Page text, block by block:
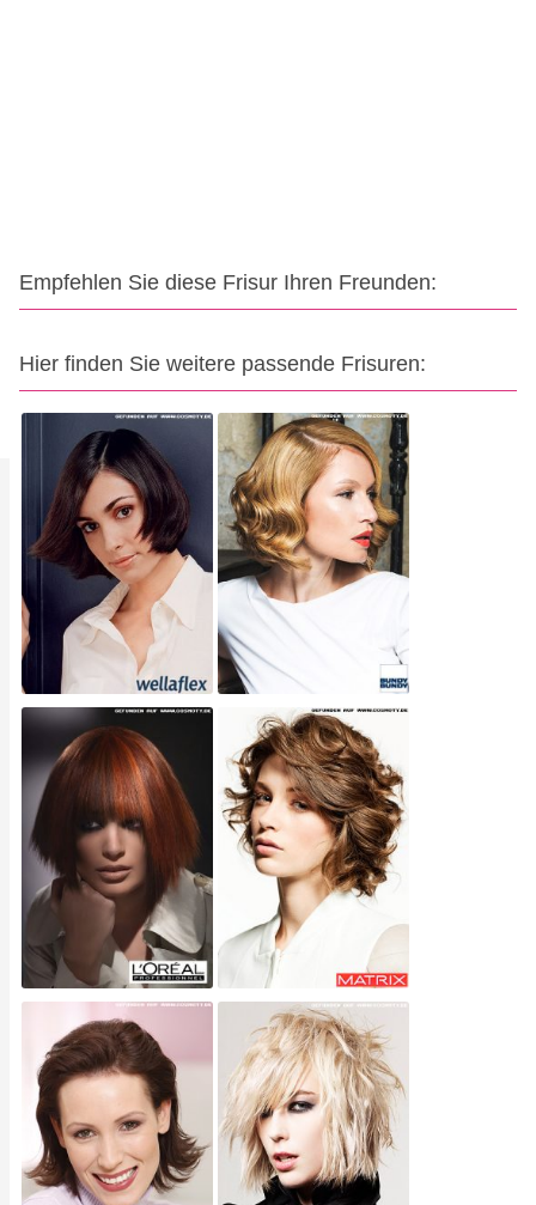
Empfehlen Sie diese Frisur Ihren Freunden:
Hier finden Sie weitere passende Frisuren: